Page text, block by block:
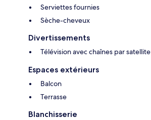
Serviettes fournies
Sèche-cheveux
Divertissements
Télévision avec chaînes par satellite
Espaces extérieurs
Balcon
Terrasse
Blanchisserie